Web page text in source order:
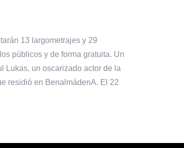
13 largometrajes y 29
públicos y de forma gratuita. Un
Lukas, un oscarizado actor de la
residió en BenalmádenA. El 22